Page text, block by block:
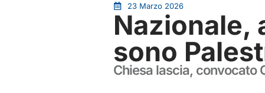
23 Marzo 2026
Nazionale,
sono
Chiesa lascia, convocato